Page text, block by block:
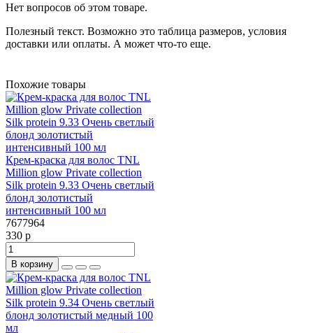
Нет вопросов об этом товаре.
Полезный текст. Возможно это таблица размеров, условия
доставки или оплаты. А может что-то еще.
Похожие товары
Крем-краска для волос TNL
Million glow Private collection
Silk protein 9.33 Очень светлый
блонд золотистый
интенсивный 100 мл
7677964
330 р
В корзину